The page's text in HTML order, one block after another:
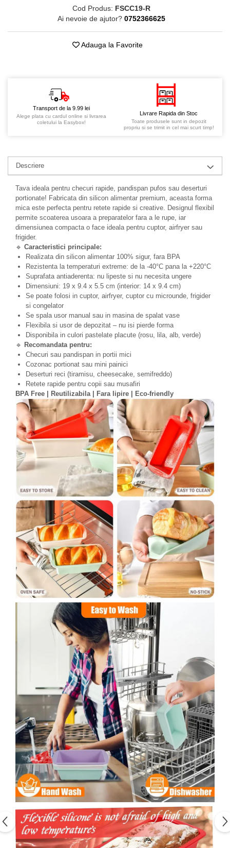
Cod Produs: FSCC19-R
Ai nevoie de ajutor? 0752366625
Adauga la Favorite
Transport de la 9.99 lei
Alege plata cu cardul online si livrarea
coletului la Easybox!
Livrare Rapida din Stoc
Toate produsele sunt in depozit
propriu si se trimit in cel mai scurt timp!
Descriere
Tava ideala pentru checuri rapide, pandispan pufos sau deserturi
portionate! Fabricata din silicon alimentar premium, aceasta forma
mica este perfecta pentru retete rapide si creative. Designul flexibil
permite scoaterea usoara a preparatelor fara a le rupe, iar
dimensiunea compacta o face ideala pentru cuptor, airfryer sau
frigider.
🔹 Caracteristici principale:
Realizata din silicon alimentar 100% sigur, fara BPA
Rezistenta la temperaturi extreme: de la -40°C pana la +220°C
Suprafata antiaderenta: nu lipeste si nu necesita ungere
Dimensiuni: 19 x 9.4 x 5.5 cm (interior: 14 x 9.4 cm)
Se poate folosi in cuptor, airfryer, cuptor cu microunde, frigider
si congelator
Se spala usor manual sau in masina de spalat vase
Flexibila si usor de depozitat – nu isi pierde forma
Disponibila in culori pastelate placute (rosu, lila, alb, verde)
🔹 Recomandata pentru:
Checuri sau pandispan in portii mici
Cozonac portionat sau mini painici
Deserturi reci (tiramisu, cheesecake, semifreddo)
Retete rapide pentru copii sau musafiri
BPA Free | Reutilizabila | Fara lipire | Eco-friendly